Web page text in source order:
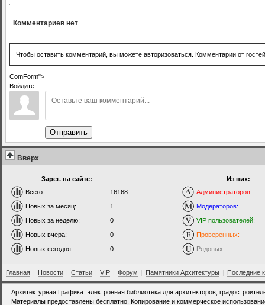
Комментариев нет
Чтобы оставить комментарий, вы можете авторизоваться. Комментарии от
ComForm">
Войдите:
Отправить
Вверх
Зарег. на сайте:
Всего:
16168
Новых за месяц:
1
Новых за неделю:
0
Новых вчера:
0
Новых сегодня:
0
Из них:
Администраторов:
Модераторов:
VIP пользователей:
Проверенных:
Рядовых:
Главная | Новости | Статьи | VIP | Форум | Памятники Архитектуры | Последние
Архитектурная Графика: электронная библиотека для архитекторов,
Материалы предоставлены бесплатно. Копирование и коммерческое